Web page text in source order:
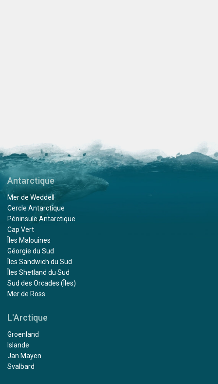
Antarctique
Mer de Weddell
Cercle Antarctique
Péninsule Antarctique
Cap Vert
Îles Malouines
Géorgie du Sud
Îles Sandwich du Sud
Îles Shetland du Sud
Sud des Orcades (Îles)
Mer de Ross
L'Arctique
Groenland
Islande
Jan Mayen
Svalbard